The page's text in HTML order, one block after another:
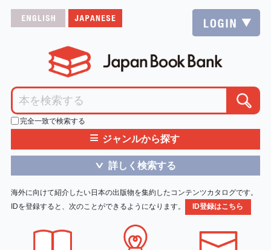
完全一致で検索する
≡ ジャンルから探す
＞ 詳しく検索する
海外に向けて紹介したい日本の出版物を集約したコンテンツカタログです。
IDを登録すると、次のことができるようになります。
ID登録はこちら